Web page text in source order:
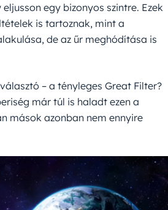
egy bizonyos szintre. Ezek
is tartoznak, mint a
de az űr meghódítása is
– a tényleges Great Filter?
már túl is haladt ezen a
mások azonban nem ennyire